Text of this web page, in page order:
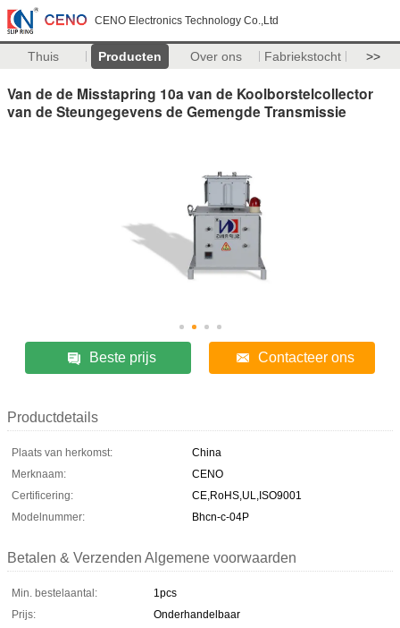
CENO Electronics Technology Co.,Ltd
Thuis Producten Over ons Fabriekstocht >>
Van de de Misstapring 10a van de Koolborstelcollector
van de Steungegevens de Gemengde Transmissie
Beste prijs Contacteer ons
Productdetails
Plaats van herkomst:
China
Merknaam:
CENO
Certificering:
CE,RoHS,UL,ISO9001
Modelnummer:
Bhcn-c-04P
Betalen & Verzenden Algemene voorwaarden
Min. bestelaantal:
1pcs
Prijs:
Onderhandelbaar